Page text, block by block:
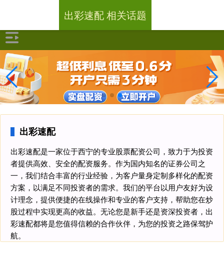
出彩速配
出彩速配是一家位于西宁的专业股票配资公司，致力于为投资
者提供高效、安全的配资服务。作为国内知名的证券公司之
一，我们结合丰富的行业经验，为客户量身定制多样化的配资
方案，以满足不同投资者的需求。我们的平台以用户友好为设
计理念，提供便捷的在线操作和专业的客户支持，帮助您在炒
股过程中实现更高的收益。无论您是新手还是资深投资者，出
彩速配都将是您值得信赖的合作伙伴，为您的投资之路保驾护
航。
出彩速配 相关话题